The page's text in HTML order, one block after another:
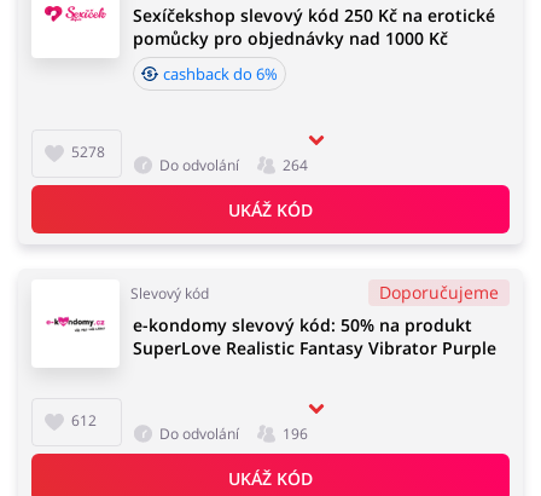
5278
Sexíčekshop slevový kód 250 Kč na erotické
pomůcky pro objednávky nad 1000 Kč
cashback do 6%
Do odvolání 264
UKÁŽ KÓD
Slevový kód Doporučujeme
612
e-kondomy slevový kód: 50% na produkt
SuperLove Realistic Fantasy Vibrator Purple
Do odvolání 196
UKÁŽ KÓD